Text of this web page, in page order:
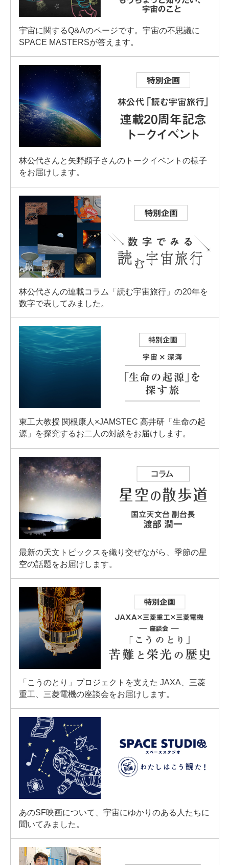
宇宙に関するQ&Aのページです。宇宙の不思議に
SPACE MASTERSが答えます。
林公代さんと矢野顕子さんのトークイベントの様子
をお届けします。
林公代さんの連載コラム「読む宇宙旅行」の20年を
数字で表してみました。
東工大教授 関根康人×JAMSTEC 高井研「生命の起
源」を探究するお二人の対談をお届けします。
最新の天文トピックスを織り交ぜながら、季節の星
空の話題をお届けします。
「こうのとり」プロジェクトを支えた JAXA、三菱
重工、三菱電機の座談会をお届けします。
あのSF映画について、宇宙にゆかりのある人たちに
聞いてみました。